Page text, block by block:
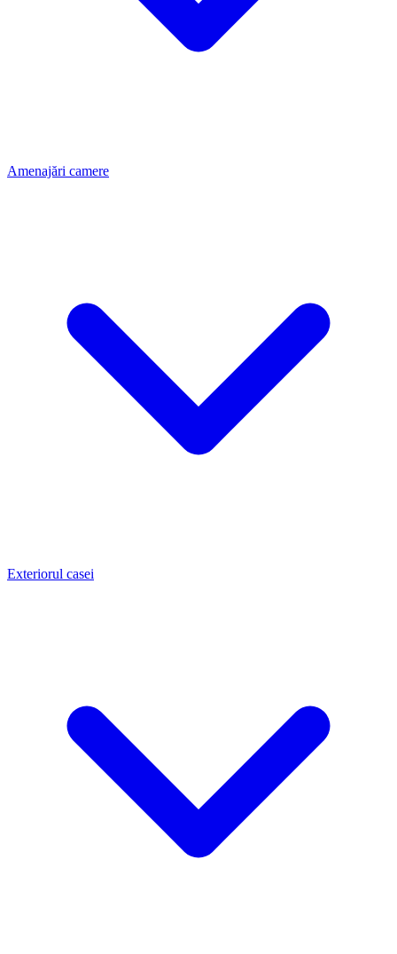
Amenajări camere
Exteriorul casei